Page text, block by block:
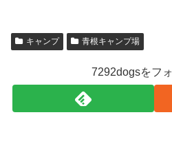
キャンプ 青根キャンプ場
7292dogsをフ